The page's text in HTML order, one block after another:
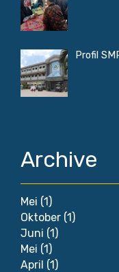
Profil
Archive
Mei (1)
Oktober (1)
Juni (1)
Mei (1)
April (1)